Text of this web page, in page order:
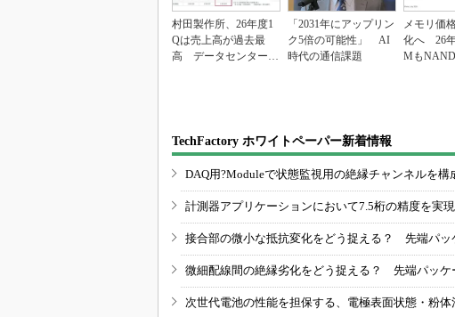
村田製作所、26年度1
Qは売上高が過去最
高 データセンター関
「2031年にアップリン
ク5倍の可能性」 AI
時代の通信課題
メモリ価
化へ 26
Mも
TechFactory ホワイトペーパー新着情報
DAQ用?Moduleで状態監視用の絶縁チャンネルを
計測器アプリケーションにおいて7.5桁の精度を実
接合部の微小な抵抗変化をどう捉える？ 先端パッ
微細配線間の絶縁劣化をどう捉える？ 先端パッケ
次世代電池の性能を担保する、電極表面状態・粉